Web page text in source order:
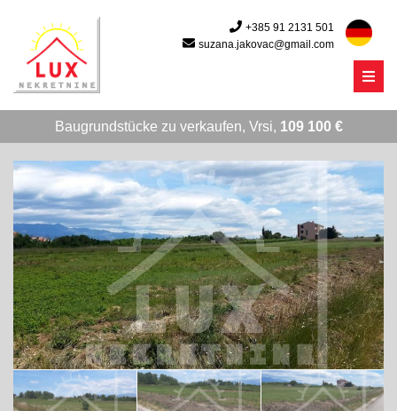
+385 91 2131 501
suzana.jakovac@gmail.com
Menu
Baugrundstücke zu verkaufen, Vrsi, 109 100 €